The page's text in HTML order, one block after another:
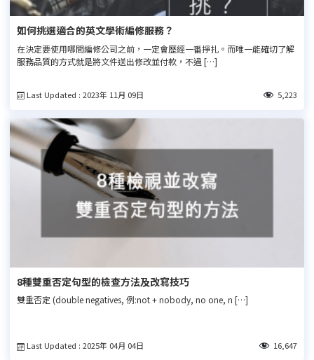
如何挑選適合的英文學術編修服務？
在決定要使用哪間編修公司之前，一定會歷經一番掙扎。而唯一能確切了解
服務品質的方式就是將文件送出修改並付款，不過 […]
Last Updated : 2023年 11月 09日 5,223
8種雙重否定句型的檢查方法及改寫技巧
雙重否定 (double negatives, 例:not + nobody, no one, n […]
Last Updated : 2025年 04月 04日 16,647